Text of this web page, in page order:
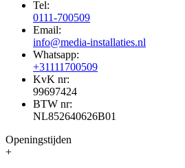
Tel:
0111-700509
Email:
info@media-installaties.nl
Whatsapp:
+31111700509
KvK nr:
99697424
BTW nr:
NL852640626B01
Openingstijden
+